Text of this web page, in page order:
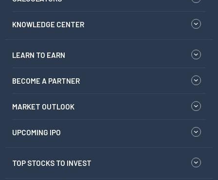
KNOWLEDGE CENTER
LEARN TO EARN
BECOME A PARTNER
MARKET OUTLOOK
UPCOMING IPO
TOP STOCKS TO INVEST